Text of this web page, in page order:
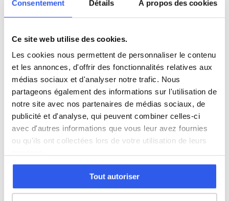
Consentement Détails À propos des cookies
Ce site web utilise des cookies.
Les cookies nous permettent de personnaliser le contenu
et les annonces, d'offrir des fonctionnalités relatives aux
médias sociaux et d'analyser notre trafic. Nous
partageons également des informations sur l'utilisation de
notre site avec nos partenaires de médias sociaux, de
publicité et d'analyse, qui peuvent combiner celles-ci
avec d'autres informations que vous leur avez fournies
ou qu'ils ont collectées lors de votre utilisation de leurs
Tout autoriser
Santé et
sociale
Sc.
et sociales
Tous les niveaux en Action commerciale
à Chelles
Première (Lycée)
Terminale (Lycée)